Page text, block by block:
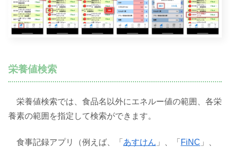
栄養値検索
栄養値検索では、食品名以外にエネルー値の範囲、各栄
養素の範囲を指定して検索ができます。
食事記録アプリ（例えば、「 あすけん 」、「 FiNC 」、